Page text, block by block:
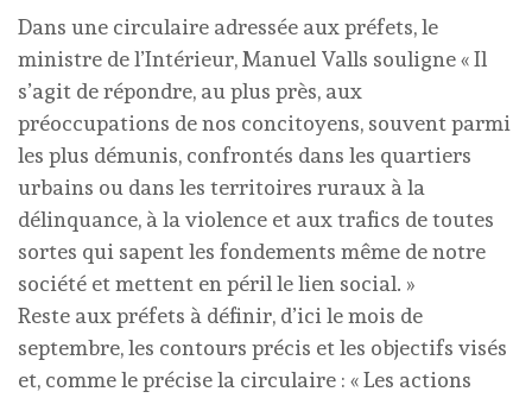
Dans une circulaire adressée aux préfets, le
ministre de l’Intérieur, Manuel Valls souligne « Il
s’agit de répondre, au plus près, aux
préoccupations de nos concitoyens, souvent parmi
les plus démunis, confrontés dans les quartiers
urbains ou dans les territoires ruraux à la
délinquance, à la violence et aux trafics de toutes
sortes qui sapent les fondements même de notre
société et mettent en péril le lien social. »
Reste aux préfets à définir, d’ici le mois de
septembre, les contours précis et les objectifs visés
et, comme le précise la circulaire : « Les actions